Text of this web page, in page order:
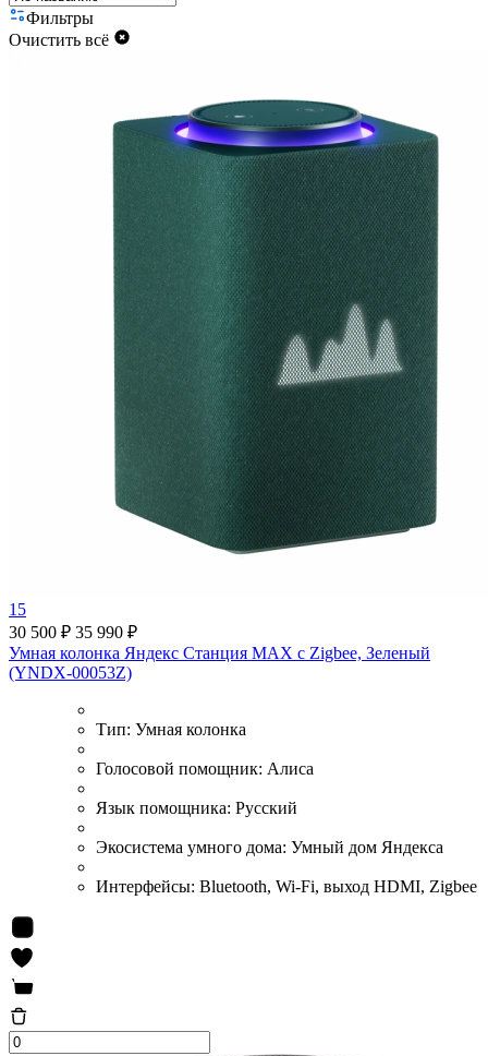
Фильтры
Очистить всё
15
30 500 ₽ 35 990 ₽
Умная колонка Яндекс Станция MAX с Zigbee, Зеленый
(YNDX-00053Z)
Тип: Умная колонка
Голосовой помощник: Алиса
Язык помощника: Русский
Экосистема умного дома: Умный дом Яндекса
Интерфейсы: Bluetooth, Wi-Fi, выход HDMI, Zigbee